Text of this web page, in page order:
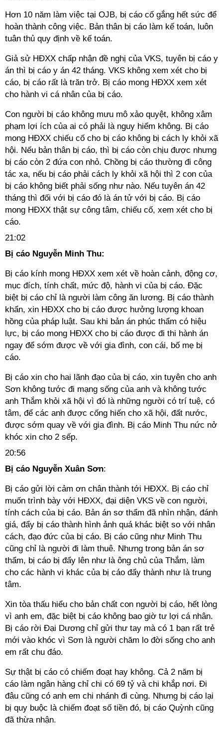
Hơn 10 năm làm việc tại OJB, bị cáo cố gắng hết sức để
hoàn thành công việc. Bản thân bị cáo làm kế toán, luôn
tuân thủ quy định về kế toán.
Giả sử HĐXX chấp nhận đề nghị của VKS, tuyên bị cáo y
án thì bị cáo y án 42 tháng. VKS không xem xét cho bị
cáo, bị cáo rất là trăn trở. Bị cáo mong HĐXX xem xét
cho hành vi cá nhân của bị cáo.
Con người bị cáo không mưu mô xảo quyệt, không xâm
phạm lợi ích của ai có phải là nguy hiểm không. Bị cáo
mong HĐXX chiếu cố cho bị cáo không bị cách ly khỏi xã
hội. Nếu bản thân bị cáo, thì bị cáo còn chịu được nhưng
bị cáo còn 2 đứa con nhỏ. Chồng bị cáo thường đi công
tác xa, nếu bị cáo phải cách ly khỏi xã hội thì 2 con của
bị cáo không biết phải sống như nào. Nếu tuyên án 42
tháng thì đối với bị cáo đó là án tử với bị cáo. Bị cáo
mong HĐXX thật sự công tâm, chiếu cố, xem xét cho bị
cáo.
21:02
Bị cáo Nguyễn Minh Thu:
Bị cáo kính mong HĐXX xem xét về hoàn cảnh, động cơ,
mục đích, tính chất, mức độ, hành vi của bị cáo. Đặc
biệt bị cáo chỉ là người làm công ăn lương. Bị cáo thành
khẩn, xin HĐXX cho bị cáo được hưởng lượng khoan
hồng của pháp luật. Sau khi bản án phúc thẩm có hiệu
lực, bị cáo mong HĐXX cho bị cáo được đi thi hành án
ngay để sớm được về với gia đình, con cái, bố mẹ bị
cáo.
Bị cáo xin cho hai lãnh đạo của bị cáo, xin tuyên cho anh
Sơn không tước đi mạng sống của anh và không tước
anh Thắm khỏi xã hội vì đó là những người có trí tuệ, có
tâm, để các anh được cống hiến cho xã hội, đất nước,
được sớm quay về với gia đình. Bị cáo Minh Thu nức nở
khóc xin cho 2 sếp.
20:56
Bị cáo Nguyễn Xuân Sơn:
Bị cáo gửi lời cảm ơn chân thành tới HĐXX. Bị cáo chỉ
muốn trình bày với HĐXX, đại diện VKS về con người,
tính cách của bị cáo. Bản án sơ thẩm đã nhìn nhận, đánh
giá, đẩy bị cáo thành hình ảnh quá khác biệt so với nhân
cách, đạo đức của bị cáo. Bị cáo cũng như Minh Thu
cũng chỉ là người đi làm thuê. Nhưng trong bản án sơ
thẩm, bị cáo bị đẩy lên như là ông chủ của Thắm, làm
cho các hành vi khác của bị cáo đẩy thành như là trung
tâm.
Xin tòa thấu hiểu cho bản chất con người bị cáo, hết lòng
vì anh em, đặc biệt bị cáo không bao giờ tư lợi cá nhân.
Bị cáo rời Đại Dương chỉ gửi thư tay mà có 1 bạn rất trẻ
mới vào khóc vì Sơn là người chăm lo đời sống cho anh
em rất chu đáo.
Sự thật bị cáo có chiếm đoạt hay không. Cả 2 năm bị
cáo làm ngân hàng chỉ chi có 69 tỷ và chi khắp nơi. Đi
đâu cũng có anh em chi nhánh đi cùng. Nhưng bị cáo lại
bị quy buộc là chiếm đoạt số tiền đó, bị cáo Quỳnh cũng
đã thừa nhận.